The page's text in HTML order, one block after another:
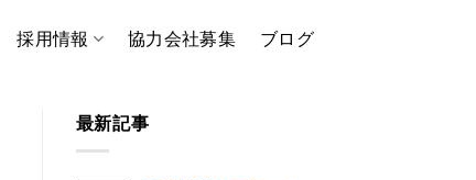
採用情報 協力会社募集 ブログ
最新記事